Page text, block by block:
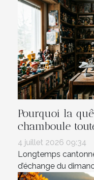
Pourquoi la
chamboule
4 juillet 2026 09:34
Longtemps
d’échange du